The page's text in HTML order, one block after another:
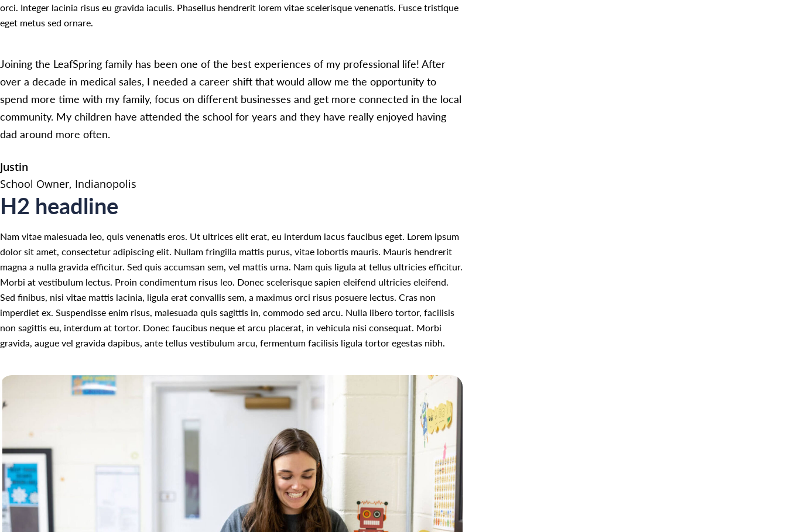
orci. Integer lacinia risus eu gravida iaculis. Phasellus hendrerit lorem vitae scelerisque venenatis. Fusce tristique
eget metus sed ornare.
Joining the LeafSpring family has been one of the best experiences of my professional life! After
over a decade in medical sales, I needed a career shift that would allow me the opportunity to
spend more time with my family, focus on different businesses and get more connected in the local
community. My children have attended the school for years and they have really enjoyed having
dad around more often.
Justin
School Owner, Indianopolis
H2 headline
Nam vitae malesuada leo, quis venenatis eros. Ut ultrices elit erat, eu interdum lacus faucibus eget. Lorem ipsum
dolor sit amet, consectetur adipiscing elit. Nullam fringilla mattis purus, vitae lobortis mauris. Mauris hendrerit
magna a nulla gravida efficitur. Sed quis accumsan sem, vel mattis urna. Nam quis ligula at tellus ultricies efficitur.
Morbi at vestibulum lectus. Proin condimentum risus leo. Donec scelerisque sapien eleifend ultricies eleifend.
Sed finibus, nisi vitae mattis lacinia, ligula erat convallis sem, a maximus orci risus posuere lectus. Cras non
imperdiet ex. Suspendisse enim risus, malesuada quis sagittis in, commodo sed arcu. Nulla libero tortor, facilisis
non sagittis eu, interdum at tortor. Donec faucibus neque et arcu placerat, in vehicula nisi consequat. Morbi
gravida, augue vel gravida dapibus, ante tellus vestibulum arcu, fermentum facilisis ligula tortor egestas nibh.